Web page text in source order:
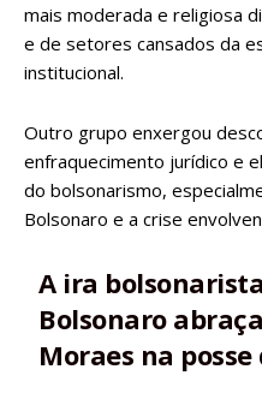
mais moderada e religiosa
e de setores cansados da
institucional.
Outro grupo enxergou
enfraquecimento jurídico e
do bolsonarismo,
Bolsonaro e a crise
A ira
Bolsonaro
Moraes na posse